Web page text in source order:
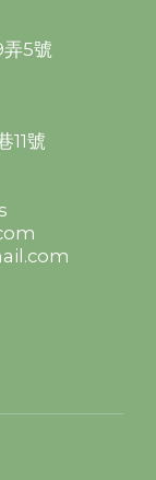
弄5號
11號